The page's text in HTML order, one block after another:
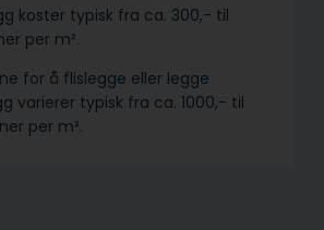
koster typisk fra ca. 300,- til
per m².
for å flislegge eller legge
varierer typisk fra ca. 1000,- til
per m².